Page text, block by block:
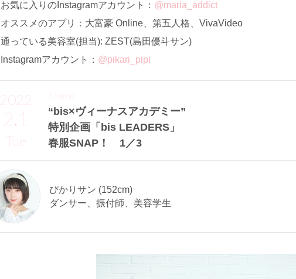
お気に入りのInstagramアカウント： @maria_addict
オススメのアプリ：大富豪 Online、第五人格、VivaVideo
通っている美容室(担当): ZEST(島田優斗サン)
Instagramアカウント： @pikari_pipi
2022
2.1
Tue
“bis×ヴィーナスアカデミー”
特別企画「bis LEADERS」
春服SNAP！ 1／3
Theme
ぴかりサン (152cm)
ダンサー、振付師、美容学生